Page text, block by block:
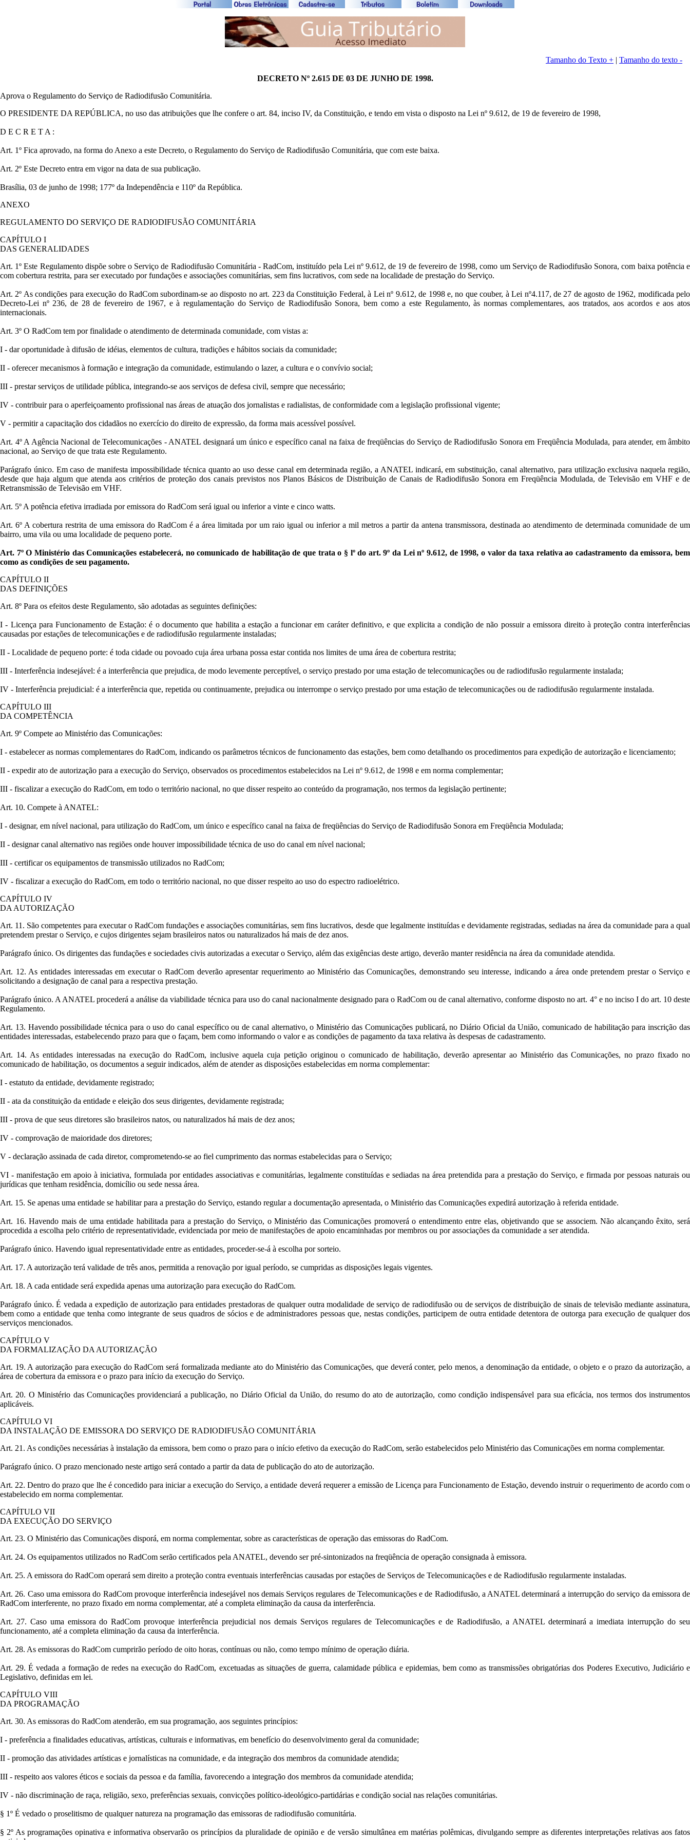
Tamanho do Texto + | Tamanho do texto -
DECRETO Nº 2.615 DE 03 DE JUNHO DE 1998.
Aprova o Regulamento do Serviço de Radiodifusão Comunitária.
O PRESIDENTE DA REPÚBLICA, no uso das atribuições que lhe confere o art. 84, inciso IV, da Constituição, e tendo em vista o disposto na Lei nº 9.612, de 19 de fevereiro de 1998,
D E C R E T A :
Art. 1º Fica aprovado, na forma do Anexo a este Decreto, o Regulamento do Serviço de Radiodifusão Comunitária, que com este baixa.
Art. 2º Este Decreto entra em vigor na data de sua publicação.
Brasília, 03 de junho de 1998; 177º da Independência e 110º da República.
ANEXO
REGULAMENTO DO SERVIÇO DE RADIODIFUSÃO COMUNITÁRIA
CAPÍTULO I
DAS GENERALIDADES
Art. 1º Este Regulamento dispõe sobre o Serviço de Radiodifusão Comunitária - RadCom, instituído pela Lei nº 9.612, de 19 de fevereiro de 1998, como um Serviço de Radiodifusão Sonora, com baixa potência e
com cobertura restrita, para ser executado por fundações e associações comunitárias, sem fins lucrativos, com sede na localidade de prestação do Serviço.
Art. 2º As condições para execução do RadCom subordinam-se ao disposto no art. 223 da Constituição Federal, à Lei nº 9.612, de 1998 e, no que couber, à Lei nº4.117, de 27 de agosto de 1962, modificada pelo
Decreto-Lei nº 236, de 28 de fevereiro de 1967, e à regulamentação do Serviço de Radiodifusão Sonora, bem como a este Regulamento, às normas complementares, aos tratados, aos acordos e aos atos
internacionais.
Art. 3º O RadCom tem por finalidade o atendimento de determinada comunidade, com vistas a:
I - dar oportunidade à difusão de idéias, elementos de cultura, tradições e hábitos sociais da comunidade;
II - oferecer mecanismos à formação e integração da comunidade, estimulando o lazer, a cultura e o convívio social;
III - prestar serviços de utilidade pública, integrando-se aos serviços de defesa civil, sempre que necessário;
IV - contribuir para o aperfeiçoamento profissional nas áreas de atuação dos jornalistas e radialistas, de conformidade com a legislação profissional vigente;
V - permitir a capacitação dos cidadãos no exercício do direito de expressão, da forma mais acessível possível.
Art. 4º A Agência Nacional de Telecomunicações - ANATEL designará um único e específico canal na faixa de freqüências do Serviço de Radiodifusão Sonora em Freqüência Modulada, para atender, em âmbito
nacional, ao Serviço de que trata este Regulamento.
Parágrafo único. Em caso de manifesta impossibilidade técnica quanto ao uso desse canal em determinada região, a ANATEL indicará, em substituição, canal alternativo, para utilização exclusiva naquela região,
desde que haja algum que atenda aos critérios de proteção dos canais previstos nos Planos Básicos de Distribuição de Canais de Radiodifusão Sonora em Freqüência Modulada, de Televisão em VHF e de
Retransmissão de Televisão em VHF.
Art. 5º A potência efetiva irradiada por emissora do RadCom será igual ou inferior a vinte e cinco watts.
Art. 6º A cobertura restrita de uma emissora do RadCom é a área limitada por um raio igual ou inferior a mil metros a partir da antena transmissora, destinada ao atendimento de determinada comunidade de um
bairro, uma vila ou uma localidade de pequeno porte.
Art. 7º O Ministério das Comunicações estabelecerá, no comunicado de habilitação de que trata o § lº do art. 9º da Lei nº 9.612, de 1998, o valor da taxa relativa ao cadastramento da emissora, bem
como as condições de seu pagamento.
CAPÍTULO II
DAS DEFINIÇÕES
Art. 8º Para os efeitos deste Regulamento, são adotadas as seguintes definições:
I - Licença para Funcionamento de Estação: é o documento que habilita a estação a funcionar em caráter definitivo, e que explicita a condição de não possuir a emissora direito à proteção contra interferências
causadas por estações de telecomunicações e de radiodifusão regularmente instaladas;
II - Localidade de pequeno porte: é toda cidade ou povoado cuja área urbana possa estar contida nos limites de uma área de cobertura restrita;
III - Interferência indesejável: é a interferência que prejudica, de modo levemente perceptível, o serviço prestado por uma estação de telecomunicações ou de radiodifusão regularmente instalada;
IV - Interferência prejudicial: é a interferência que, repetida ou continuamente, prejudica ou interrompe o serviço prestado por uma estação de telecomunicações ou de radiodifusão regularmente instalada.
CAPÍTULO III
DA COMPETÊNCIA
Art. 9º Compete ao Ministério das Comunicações:
I - estabelecer as normas complementares do RadCom, indicando os parâmetros técnicos de funcionamento das estações, bem como detalhando os procedimentos para expedição de autorização e licenciamento;
II - expedir ato de autorização para a execução do Serviço, observados os procedimentos estabelecidos na Lei nº 9.612, de 1998 e em norma complementar;
III - fiscalizar a execução do RadCom, em todo o território nacional, no que disser respeito ao conteúdo da programação, nos termos da legislação pertinente;
Art. 10. Compete à ANATEL:
I - designar, em nível nacional, para utilização do RadCom, um único e específico canal na faixa de freqüências do Serviço de Radiodifusão Sonora em Freqüência Modulada;
II - designar canal alternativo nas regiões onde houver impossibilidade técnica de uso do canal em nível nacional;
III - certificar os equipamentos de transmissão utilizados no RadCom;
IV - fiscalizar a execução do RadCom, em todo o território nacional, no que disser respeito ao uso do espectro radioelétrico.
CAPÍTULO IV
DA AUTORIZAÇÃO
Art. 11. São competentes para executar o RadCom fundações e associações comunitárias, sem fins lucrativos, desde que legalmente instituídas e devidamente registradas, sediadas na área da comunidade para a qual
pretendem prestar o Serviço, e cujos dirigentes sejam brasileiros natos ou naturalizados há mais de dez anos.
Parágrafo único. Os dirigentes das fundações e sociedades civis autorizadas a executar o Serviço, além das exigências deste artigo, deverão manter residência na área da comunidade atendida.
Art. 12. As entidades interessadas em executar o RadCom deverão apresentar requerimento ao Ministério das Comunicações, demonstrando seu interesse, indicando a área onde pretendem prestar o Serviço e
solicitando a designação de canal para a respectiva prestação.
Parágrafo único. A ANATEL procederá a análise da viabilidade técnica para uso do canal nacionalmente designado para o RadCom ou de canal alternativo, conforme disposto no art. 4° e no inciso I do art. 10 deste
Regulamento.
Art. 13. Havendo possibilidade técnica para o uso do canal específico ou de canal alternativo, o Ministério das Comunicações publicará, no Diário Oficial da União, comunicado de habilitação para inscrição das
entidades interessadas, estabelecendo prazo para que o façam, bem como informando o valor e as condições de pagamento da taxa relativa às despesas de cadastramento.
Art. 14. As entidades interessadas na execução do RadCom, inclusive aquela cuja petição originou o comunicado de habilitação, deverão apresentar ao Ministério das Comunicações, no prazo fixado no
comunicado de habilitação, os documentos a seguir indicados, além de atender as disposições estabelecidas em norma complementar:
I - estatuto da entidade, devidamente registrado;
II - ata da constituição da entidade e eleição dos seus dirigentes, devidamente registrada;
III - prova de que seus diretores são brasileiros natos, ou naturalizados há mais de dez anos;
IV - comprovação de maioridade dos diretores;
V - declaração assinada de cada diretor, comprometendo-se ao fiel cumprimento das normas estabelecidas para o Serviço;
VI - manifestação em apoio à iniciativa, formulada por entidades associativas e comunitárias, legalmente constituídas e sediadas na área pretendida para a prestação do Serviço, e firmada por pessoas naturais ou
jurídicas que tenham residência, domicílio ou sede nessa área.
Art. 15. Se apenas uma entidade se habilitar para a prestação do Serviço, estando regular a documentação apresentada, o Ministério das Comunicações expedirá autorização à referida entidade.
Art. 16. Havendo mais de uma entidade habilitada para a prestação do Serviço, o Ministério das Comunicações promoverá o entendimento entre elas, objetivando que se associem. Não alcançando êxito, será
procedida a escolha pelo critério de representatividade, evidenciada por meio de manifestações de apoio encaminhadas por membros ou por associações da comunidade a ser atendida.
Parágrafo único. Havendo igual representatividade entre as entidades, proceder-se-á à escolha por sorteio.
Art. 17. A autorização terá validade de três anos, permitida a renovação por igual período, se cumpridas as disposições legais vigentes.
Art. 18. A cada entidade será expedida apenas uma autorização para execução do RadCom.
Parágrafo único. É vedada a expedição de autorização para entidades prestadoras de qualquer outra modalidade de serviço de radiodifusão ou de serviços de distribuição de sinais de televisão mediante assinatura,
bem como a entidade que tenha como integrante de seus quadros de sócios e de administradores pessoas que, nestas condições, participem de outra entidade detentora de outorga para execução de qualquer dos
serviços mencionados.
CAPÍTULO V
DA FORMALIZAÇÃO DA AUTORIZAÇÃO
Art. 19. A autorização para execução do RadCom será formalizada mediante ato do Ministério das Comunicações, que deverá conter, pelo menos, a denominação da entidade, o objeto e o prazo da autorização, a
área de cobertura da emissora e o prazo para início da execução do Serviço.
Art. 20. O Ministério das Comunicações providenciará a publicação, no Diário Oficial da União, do resumo do ato de autorização, como condição indispensável para sua eficácia, nos termos dos instrumentos
aplicáveis.
CAPÍTULO VI
DA INSTALAÇÃO DE EMISSORA DO SERVIÇO DE RADIODIFUSÃO COMUNITÁRIA
Art. 21. As condições necessárias à instalação da emissora, bem como o prazo para o início efetivo da execução do RadCom, serão estabelecidos pelo Ministério das Comunicações em norma complementar.
Parágrafo único. O prazo mencionado neste artigo será contado a partir da data de publicação do ato de autorização.
Art. 22. Dentro do prazo que lhe é concedido para iniciar a execução do Serviço, a entidade deverá requerer a emissão de Licença para Funcionamento de Estação, devendo instruir o requerimento de acordo com o
estabelecido em norma complementar.
CAPÍTULO VII
DA EXECUÇÃO DO SERVIÇO
Art. 23. O Ministério das Comunicações disporá, em norma complementar, sobre as características de operação das emissoras do RadCom.
Art. 24. Os equipamentos utilizados no RadCom serão certificados pela ANATEL, devendo ser pré-sintonizados na freqüência de operação consignada à emissora.
Art. 25. A emissora do RadCom operará sem direito a proteção contra eventuais interferências causadas por estações de Serviços de Telecomunicações e de Radiodifusão regularmente instaladas.
Art. 26. Caso uma emissora do RadCom provoque interferência indesejável nos demais Serviços regulares de Telecomunicações e de Radiodifusão, a ANATEL determinará a interrupção do serviço da emissora de
RadCom interferente, no prazo fixado em norma complementar, até a completa eliminação da causa da interferência.
Art. 27. Caso uma emissora do RadCom provoque interferência prejudicial nos demais Serviços regulares de Telecomunicações e de Radiodifusão, a ANATEL determinará a imediata interrupção do seu
funcionamento, até a completa eliminação da causa da interferência.
Art. 28. As emissoras do RadCom cumprirão período de oito horas, contínuas ou não, como tempo mínimo de operação diária.
Art. 29. É vedada a formação de redes na execução do RadCom, excetuadas as situações de guerra, calamidade pública e epidemias, bem como as transmissões obrigatórias dos Poderes Executivo, Judiciário e
Legislativo, definidas em lei.
CAPÍTULO VIII
DA PROGRAMAÇÃO
Art. 30. As emissoras do RadCom atenderão, em sua programação, aos seguintes princípios:
I - preferência a finalidades educativas, artísticas, culturais e informativas, em benefício do desenvolvimento geral da comunidade;
II - promoção das atividades artísticas e jornalísticas na comunidade, e da integração dos membros da comunidade atendida;
III - respeito aos valores éticos e sociais da pessoa e da família, favorecendo a integração dos membros da comunidade atendida;
IV - não discriminação de raça, religião, sexo, preferências sexuais, convicções político-ideológico-partidárias e condição social nas relações comunitárias.
§ 1º É vedado o proselitismo de qualquer natureza na programação das emissoras de radiodifusão comunitária.
§ 2º As programações opinativa e informativa observarão os princípios da pluralidade de opinião e de versão simultânea em matérias polêmicas, divulgando sempre as diferentes interpretações relativas aos fatos